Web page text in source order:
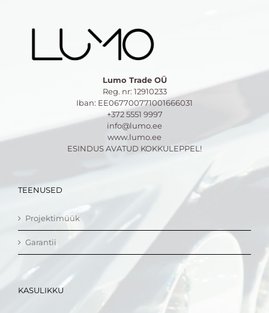
Lumo Trade OÜ
Reg. nr: 12910233
Iban: EE067700771001666031
+372 5551 9997
info@lumo.ee
www.lumo.ee
ESINDUS AVATUD KOKKULEPPEL!
TEENUSED
Projektimüük
Garantii
KASULIKKU